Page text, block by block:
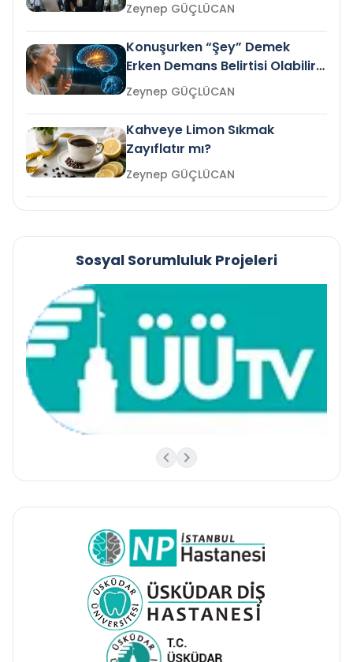
Zeynep GÜÇLÜCAN
Konuşurken “Şey” Demek
Erken Demans Belirtisi Olabilir
mi?
Zeynep GÜÇLÜCAN
Kahveye Limon Sıkmak
Zayıflatır mı?
Zeynep GÜÇLÜCAN
Sosyal Sorumluluk Projeleri